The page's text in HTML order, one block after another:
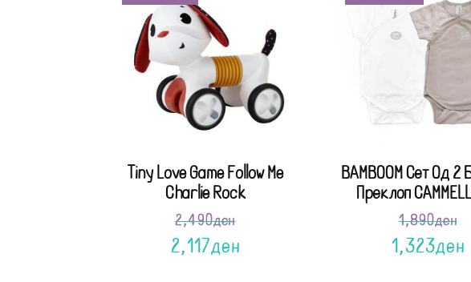
Tiny Love Game Follow Me
Charlie Rock
2,490ден
2,117ден
BAMBOOM Сет Од 2
Преклоп
1,890ден
1,323ден